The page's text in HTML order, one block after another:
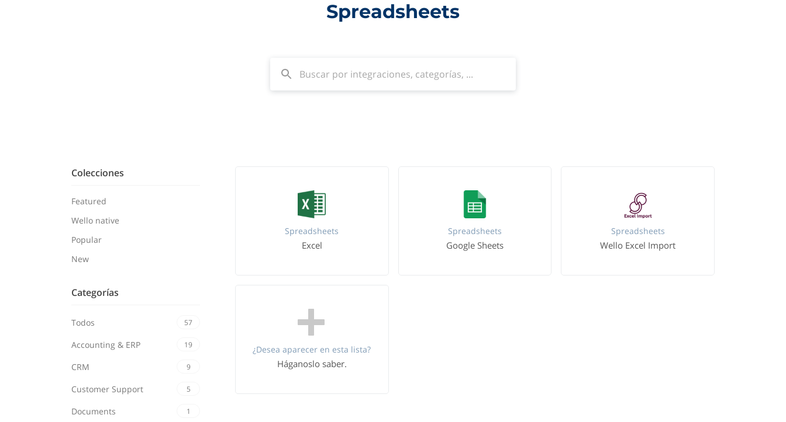
Spreadsheets
Colecciones
Featured
Wello native
Popular
New
Categorías
Todos 57
Accounting & ERP 19
CRM 9
Customer Support 5
Documents 1
Spreadsheets
Excel
Spreadsheets
Google Sheets
Spreadsheets
Wello Excel Import
¿Desea aparecer en esta lista?
Háganoslo saber.